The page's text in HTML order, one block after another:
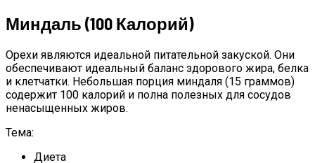
Миндаль (100 Калорий)
Орехи являются идеальной питательной закуской. Они
обеспечивают идеальный баланс здорового жира, белка
и клетчатки. Небольшая порция миндаля (15 граммов)
содержит 100 калорий и полна полезных для сосудов
ненасыщенных жиров.
Тема:
Диета